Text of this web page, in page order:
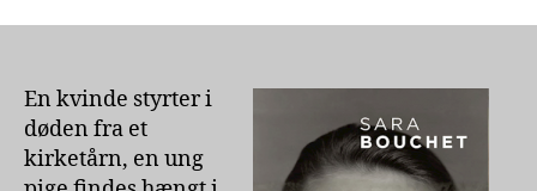
Bouchet
En kvinde styrter i
døden fra et
kirketårn, en ung